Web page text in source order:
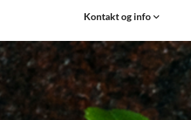
Kontakt og info